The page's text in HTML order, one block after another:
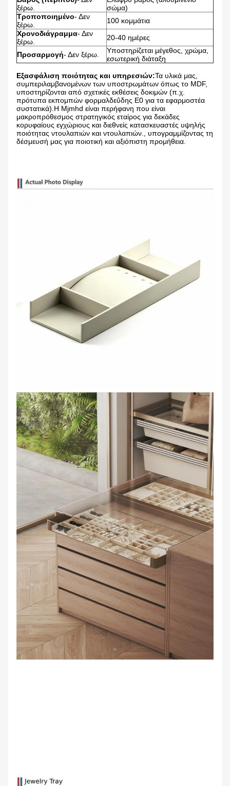
ξέρω.
σώμα)
Τροποποιημένο- Δεν
ξέρω.
100 κομμάτια
Χρονοδιάγραμμα- Δεν
ξέρω.
20-40 ημέρες
Προσαρμογή- Δεν ξέρω.
Υποστηρίζεται μέγεθος, χρώμα,
εσωτερική διάταξη
Εξασφάλιση ποιότητας και υπηρεσιών:Τα υλικά μας,
συμπεριλαμβανομένων των υποστρωμάτων όπως το MDF,
υποστηρίζονται από σχετικές εκθέσεις δοκιμών (π.χ.
πρότυπα εκπομπών φορμαλδεΰδης E0 για τα εφαρμοστέα
συστατικά).Η Mjmhd είναι περήφανη που είναι
μακροπρόθεσμος στρατηγικός εταίρος για δεκάδες
κορυφαίους εγχώριους και διεθνείς κατασκευαστές υψηλής
ποιότητας ντουλαπιών και ντουλαπιών., υπογραμμίζοντας τη
δέσμευσή μας για ποιοτική και αξιόπιστη προμήθεια.